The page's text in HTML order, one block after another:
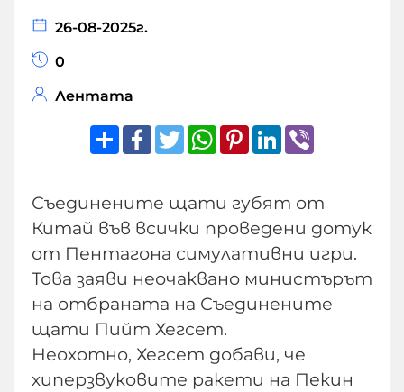
26-08-2025г.
0
Лентата
ShareFacebook
TwitterWhatsApp
Pinterest
LinkedIn
Съединените щати губят от
Китай във всички проведени дотук
от Пентагона симулативни игри.
Това заяви неочаквано министърът
на отбраната на Съединените
щати Пийт Хегсет.
Неохотно, Хегсет добави, че
хиперзвуковите ракети на Пекин